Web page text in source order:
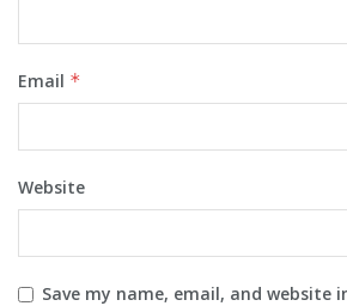
Email *
Website
Save my name, email, and website